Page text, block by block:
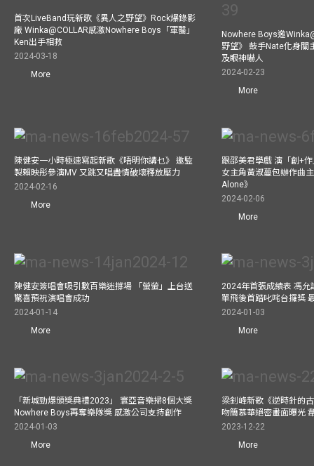
首次LiveBand玩新歌《異人之野望》Rock爆錄影
廠 Winka@COLLAR感激Nowhere Boys「軍醫」
Ken出手相救
2024-03-18
More
Nowhere Boys邀
野望》 鼓手Nate化身關
及眼神嚇人
2024-02-23
More
陳健安一小時極速寫起新歌《唔明你講乜》 邀監
製賴映彤參演MV 又跳又唱盡情破壞釋放壓力
2024-02-16
More
跟邵美君學戲 演「創+
女主角黃淑蔓包辦作曲
Alone》
2024-02-06
More
陳健安簽唱會吸引數百樂迷撐場 「螢螢」上台送
驚喜預祝演唱會成功
2024-01-14
More
2024年首張成績表 馮允
單飛後首踏叱咤台攞獎
2024-01-03
More
「新城勁爆頒獎典禮2023」 寰亞音樂掃8個大獎
Nowhere Boys再奪樂隊獎 感激公司支持創作
2024-01-03
More
梁釗峰新歌《逆時針的
吻簡慕華絕密畫面曝光
2023-12-22
More